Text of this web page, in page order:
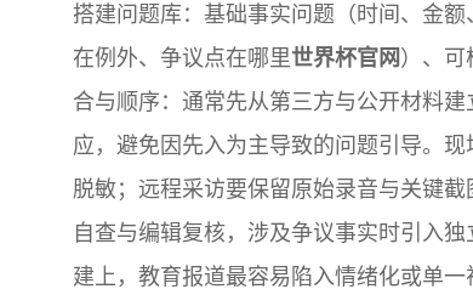
搭建问题库：基础事实问题（时间、金
在例外、争议点在哪里世界杯官网）、可
合与顺序：通常先从第三方与公开材料
应，避免因先入为主导致的问题引导。
脱敏；远程采访要保留原始录音与关键
自查与编辑复核，涉及争议事实时引入
建上，教育报道最容易陷入情绪化或单